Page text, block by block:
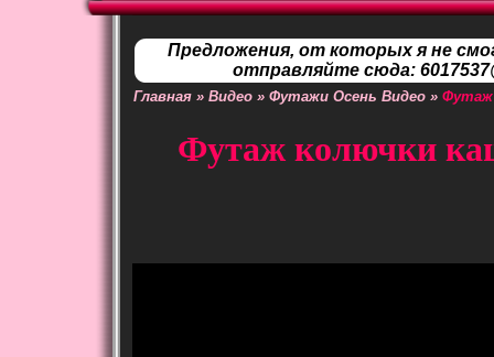
Предложения, от которых я не
отправляйте сюда:
Главная » Видео » Футажи Осень Видео » Футаж
Футаж колючки